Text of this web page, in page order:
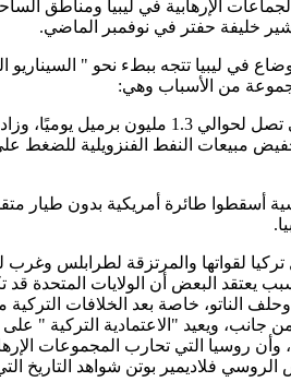
الإرهابية في ليبيا ومناطق
خليفة حفتر في نوفمبر الماضي.
في ليبيا تتجه ببطء نحو "
لمجموعة من الأسباب وهي:
مبيعات النفط الفنزويلية
طائرة أمريكية بدون طيار
لقواتها والمرتزقة لطرابلس وغرب
يعتقد البعض أن الولايات المتحدة
الناتو، خاصة بعد الخلافات
وأن روسيا التي تحارب المجموعات
التي تقول أن هناك 16 حربًا بين روسيا وتركيا انتصر